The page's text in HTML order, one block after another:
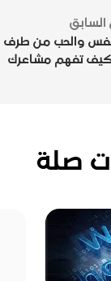
السابق
والحب من طرف
تفهم مشاعرك
صلة